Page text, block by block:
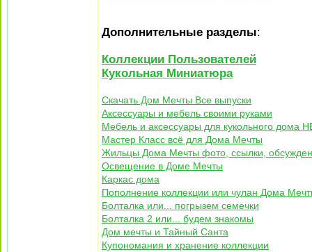
Дополнительные разделы:
Коллекции Пользователей
Кукольная Миниатюра
Скачать Дом Мечты Все выпуски
Аксессуары и мебель своими руками
Мебель и аксессуары для кукольного
Мастер Класс всё для Дома Мечты
Жильцы Дома Мечты фото, ссылки,
Освещение в Доме Мечты
Каркас дома
Пополнение коллекции или чулан Дома
Болталка или... погрызем семечки
Болталка 2 или... будем знакомы
Дом мечты и Тайный Санта
Купономания и хранение коллекции